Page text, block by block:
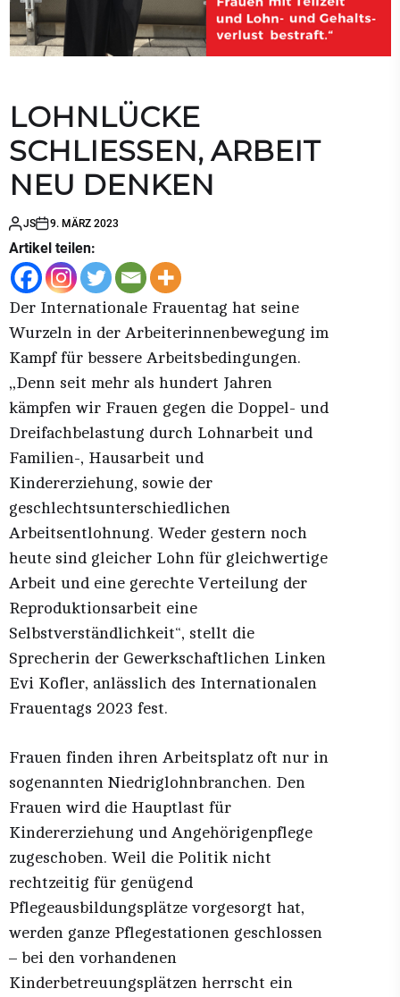
LOHNLÜCKE
SCHLIESSEN, ARBEIT
NEU DENKEN
JS 9. MÄRZ 2023
Artikel teilen:
Der Internationale Frauentag hat seine
Wurzeln in der Arbeiterinnenbewegung im
Kampf für bessere Arbeitsbedingungen.
„Denn seit mehr als hundert Jahren
kämpfen wir Frauen gegen die Doppel- und
Dreifachbelastung durch Lohnarbeit und
Familien-, Hausarbeit und
Kindererziehung, sowie der
geschlechtsunterschiedlichen
Arbeitsentlohnung. Weder gestern noch
heute sind gleicher Lohn für gleichwertige
Arbeit und eine gerechte Verteilung der
Reproduktionsarbeit eine
Selbstverständlichkeit“, stellt die
Sprecherin der Gewerkschaftlichen Linken
Evi Kofler, anlässlich des Internationalen
Frauentags 2023 fest.
Frauen finden ihren Arbeitsplatz oft nur in
sogenannten Niedriglohnbranchen. Den
Frauen wird die Hauptlast für
Kindererziehung und Angehörigenpflege
zugeschoben. Weil die Politik nicht
rechtzeitig für genügend
Pflegeausbildungsplätze vorgesorgt hat,
werden ganze Pflegestationen geschlossen
– bei den vorhandenen
Kinderbetreuungsplätzen herrscht ein